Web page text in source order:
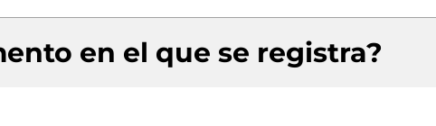
en el que se registra?